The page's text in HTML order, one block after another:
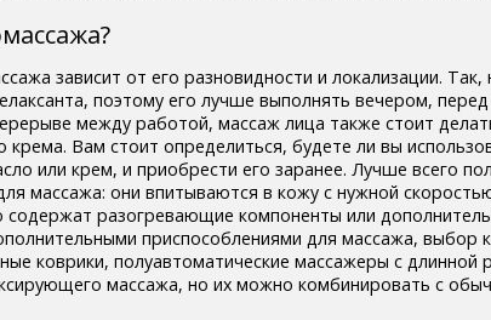
зависит от его разновидности и локализации.
поэтому его лучше выполнять вечером,
между работой, массаж лица также стоит
крема. Вам стоит определиться, будете ли вы
или крем, и приобрести его заранее. Лучше всего
массажа: они впитываются в кожу с нужной
содержат разогревающие компоненты или
приспособлениями для массажа, выбор
коврики, полуавтоматические массажеры с длинной
массажа, но их можно комбинировать с